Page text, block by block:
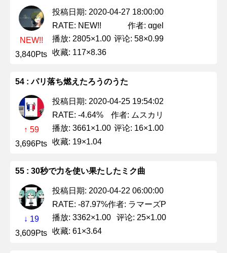
NEW!!
3,840Pts
投稿日期: 2020-04-27 18:00:00
RATE: NEW!!
作者: αgel
播放: 2805×1.00 评论: 58×0.99
收藏: 117×8.36
54 : パリ落ち燃えたろうのうた
↑ 59
3,696Pts
投稿日期: 2020-04-25 19:54:02
RATE: -4.64%
作者: ムスカリ
播放: 3661×1.00 评论: 16×1.00
收藏: 19×1.04
55 : 30秒で力を使い果たしたミク曲
↓ 19
3,609Pts
投稿日期: 2020-04-22 06:00:00
RATE: -87.97%作者: ラマーズP
播放: 3362×1.00
评论: 25×1.00
收藏: 61×3.64